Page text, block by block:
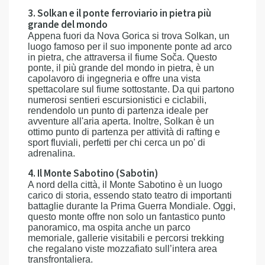
3. Solkan e il ponte ferroviario in pietra più
grande del mondo
Appena fuori da Nova Gorica si trova Solkan, un
luogo famoso per il suo imponente ponte ad arco
in pietra, che attraversa il fiume Soča. Questo
ponte, il più grande del mondo in pietra, è un
capolavoro di ingegneria e offre una vista
spettacolare sul fiume sottostante. Da qui partono
numerosi sentieri escursionistici e ciclabili,
rendendolo un punto di partenza ideale per
avventure all'aria aperta. Inoltre, Solkan è un
ottimo punto di partenza per attività di rafting e
sport fluviali, perfetti per chi cerca un po' di
adrenalina.
4. Il Monte Sabotino (Sabotin)
A nord della città, il Monte Sabotino è un luogo
carico di storia, essendo stato teatro di importanti
battaglie durante la Prima Guerra Mondiale. Oggi,
questo monte offre non solo un fantastico punto
panoramico, ma ospita anche un parco
memoriale, gallerie visitabili e percorsi trekking
che regalano viste mozzafiato sull’intera area
transfrontaliera.